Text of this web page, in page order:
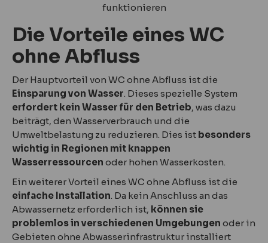
Die Vorteile eines WC
ohne Abfluss
Der Hauptvorteil von WC ohne Abfluss ist die
Einsparung von Wasser. Dieses spezielle System
erfordert kein Wasser für den Betrieb, was dazu
beiträgt, den Wasserverbrauch und die
Umweltbelastung zu reduzieren. Dies ist besonders
wichtig in Regionen mit knappen
Wasserressourcen oder hohen Wasserkosten.
Ein weiterer Vorteil eines WC ohne Abfluss ist die
einfache Installation. Da kein Anschluss an das
Abwassernetz erforderlich ist, können sie
problemlos in verschiedenen Umgebungen oder in
Gebieten ohne Abwasserinfrastruktur installiert